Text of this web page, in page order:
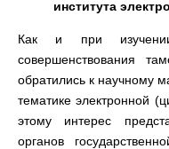
института
Как и при
совершенствования
обратились к научному
тематике электронной
этому интерес
органов